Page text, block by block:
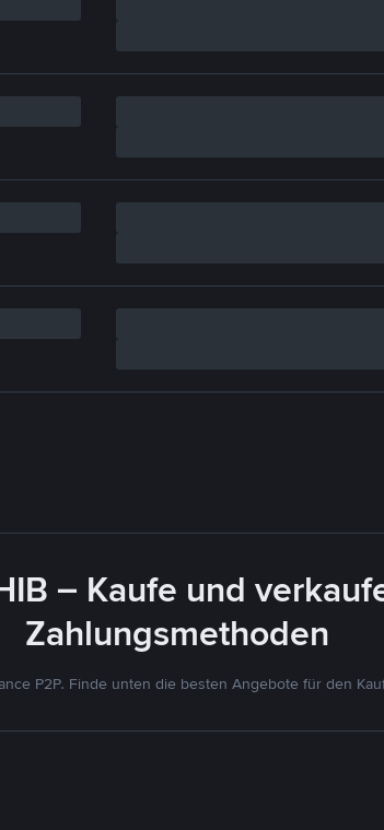
– Kaufe und
Zahlungsmethoden
P2P. Finde unten die besten Angebote für den